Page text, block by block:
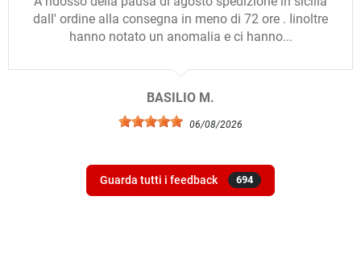
dall' ordine alla consegna in meno di 72 ore . Iinoltre
hanno notato un anomalia e ci hanno...
BASILIO M.
06/08/2026
Guarda tutti i feedback 694